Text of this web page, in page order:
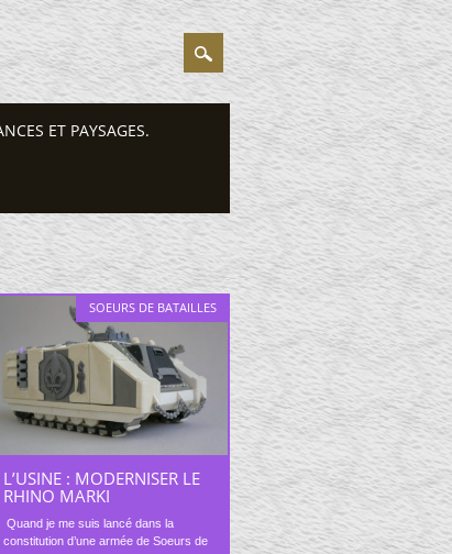
ET PAYSAGES.
SOEURS DE BATAILLES
L’USINE : MODERNISER LE
RHINO MARKI
Quand je me suis lancé dans la
constitution d’une armée de Soeurs de